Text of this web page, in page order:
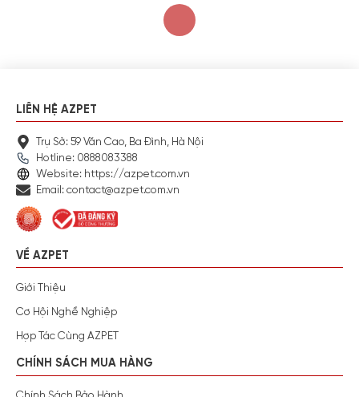
LIÊN HỆ AZPET
Trụ Sở: 59 Văn Cao, Ba Đình, Hà Nội
Hotline: 0888083388
Website: https://azpet.com.vn
Email: contact@azpet.com.vn
VỀ AZPET
Giới Thiệu
Cơ Hội Nghề Nghiệp
Hợp Tác Cùng AZPET
CHÍNH SÁCH MUA HÀNG